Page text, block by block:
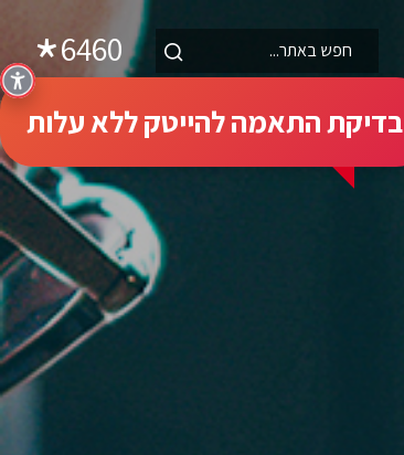
6460
בדיקת התאמה להייטק ללא עלות